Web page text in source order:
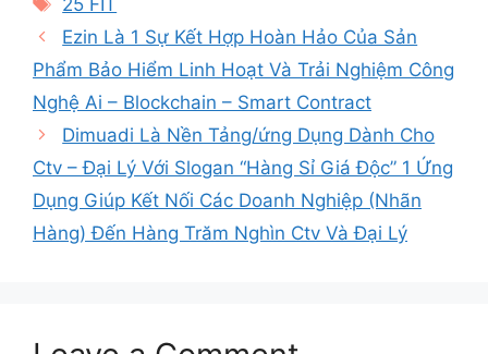
25 FIT
Ezin Là 1 Sự Kết Hợp Hoàn Hảo Của Sản
Phẩm Bảo Hiểm Linh Hoạt Và Trải Nghiệm Công
Nghệ Ai – Blockchain – Smart Contract
Dimuadi Là Nền Tảng/ứng Dụng Dành Cho
Ctv – Đại Lý Với Slogan “Hàng Sỉ Giá Độc” 1 Ứng
Dụng Giúp Kết Nối Các Doanh Nghiệp (Nhãn
Hàng) Đến Hàng Trăm Nghìn Ctv Và Đại Lý